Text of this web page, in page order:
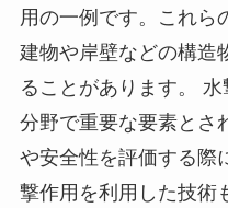
用の一例です。これら
建物や岸壁などの構造
ることがあります。
分野で重要な要素とさ
や安全性を評価する際
撃作用を利用した技術